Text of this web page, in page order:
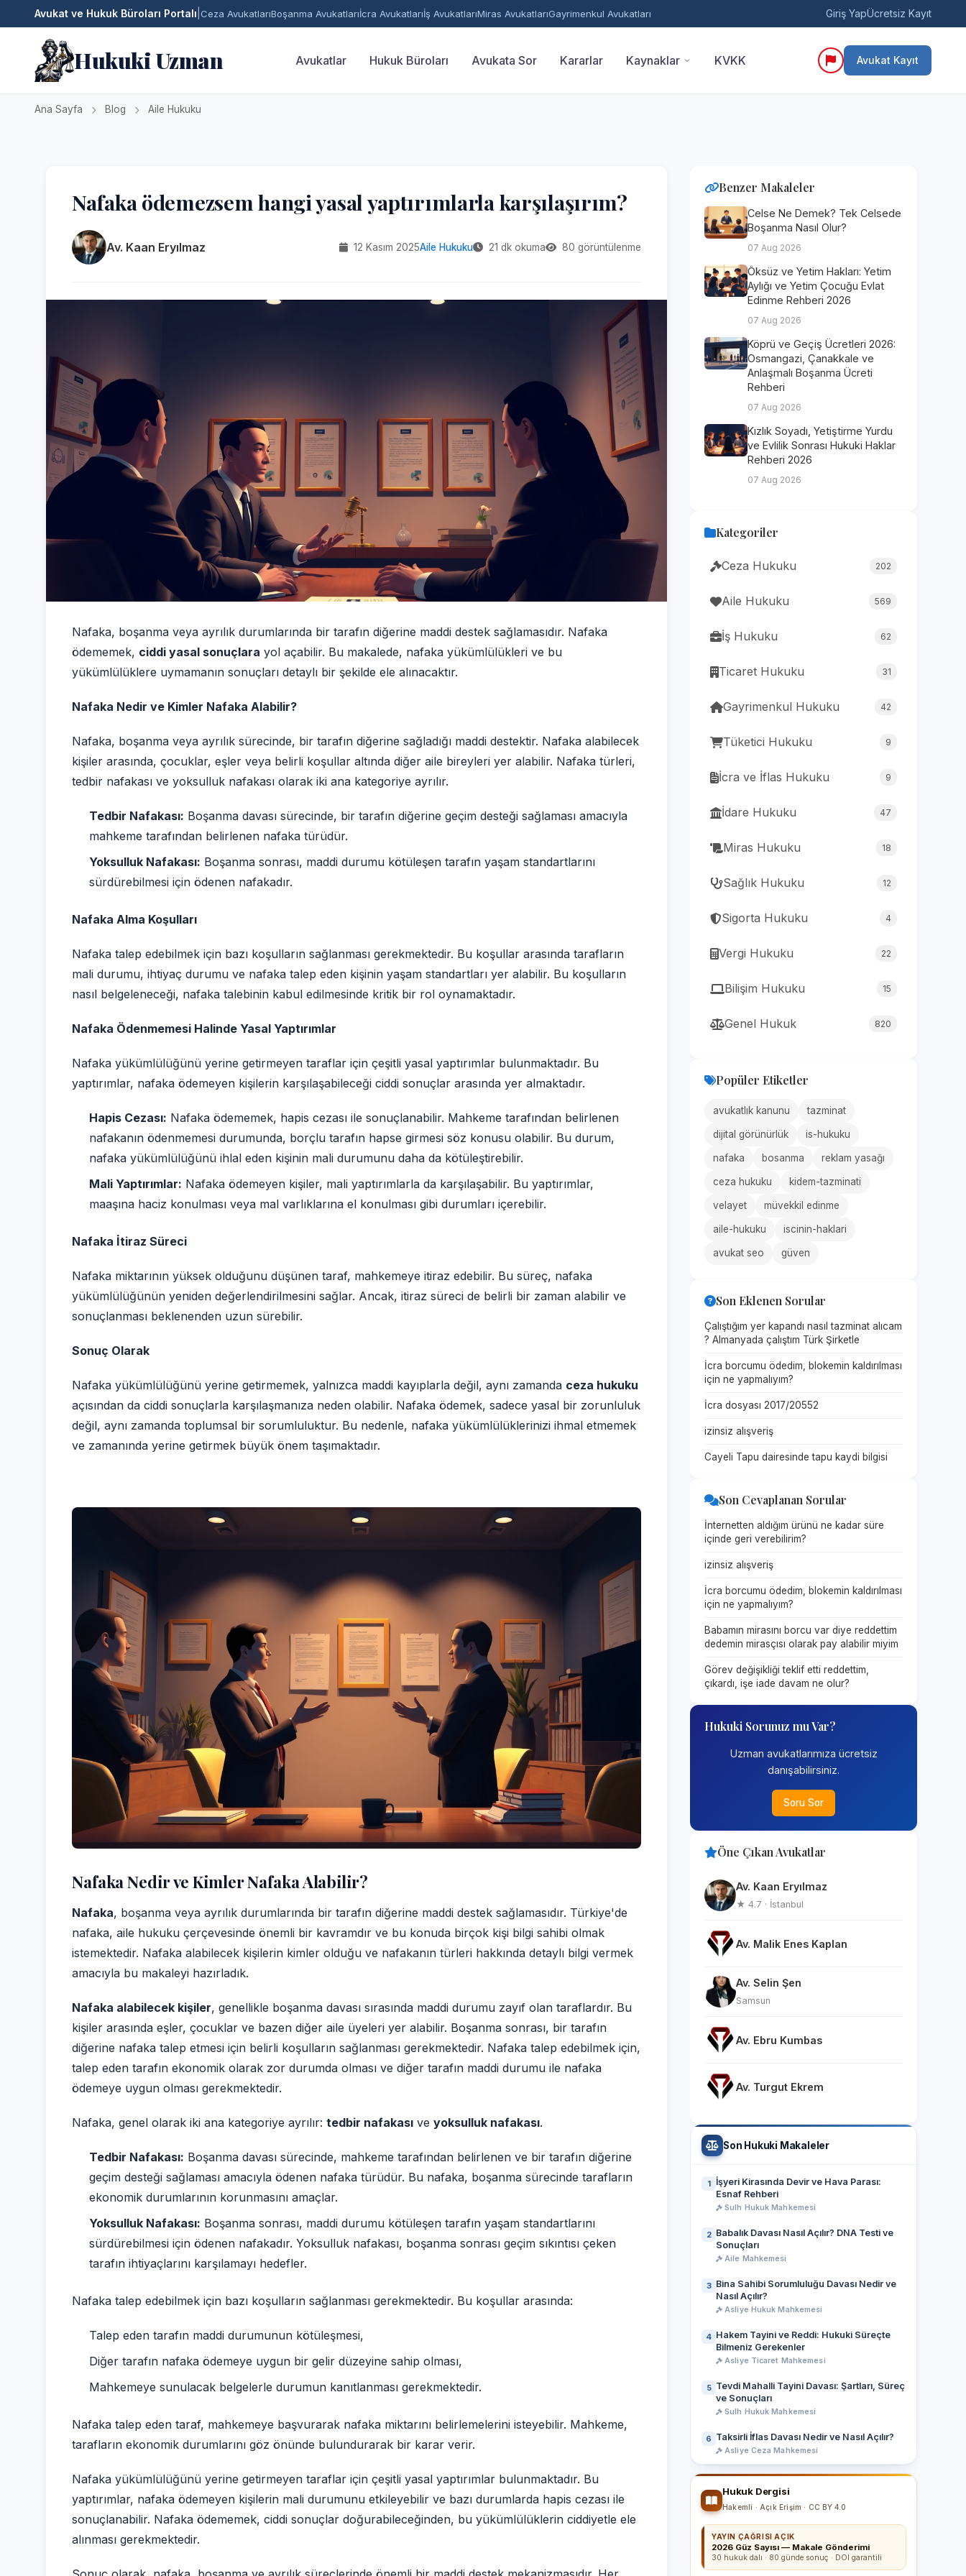
Avukat ve Hukuk Büroları Portalı Ceza AvukatlarıBoşanma Avukatlarıİcra Avukatlarıİş AvukatlarıMiras AvukatlarıGayrimenkul Avukatları Giriş YapÜcretsiz Kayıt
Hukuki Uzman Avukatlar Hukuk Büroları Avukata Sor Kararlar Kaynaklar KVKK Avukat Kayıt
Ana Sayfa Blog Aile Hukuku
Nafaka ödemezsem hangi yasal yaptırımlarla karşılaşırım?
Av. Kaan Eryılmaz 12 Kasım 2025Aile Hukuku 21 dk okuma 80 görüntülenme
Nafaka, boşanma veya ayrılık durumlarında bir tarafın diğerine maddi destek sağlamasıdır. Nafaka
ödememek, ciddi yasal sonuçlara yol açabilir. Bu makalede, nafaka yükümlülükleri ve bu
yükümlülüklere uymamanın sonuçları detaylı bir şekilde ele alınacaktır.
Nafaka Nedir ve Kimler Nafaka Alabilir?
Nafaka, boşanma veya ayrılık sürecinde, bir tarafın diğerine sağladığı maddi destektir. Nafaka alabilecek
kişiler arasında, çocuklar, eşler veya belirli koşullar altında diğer aile bireyleri yer alabilir. Nafaka türleri,
tedbir nafakası ve yoksulluk nafakası olarak iki ana kategoriye ayrılır.
Tedbir Nafakası: Boşanma davası sürecinde, bir tarafın diğerine geçim desteği sağlaması amacıyla
mahkeme tarafından belirlenen nafaka türüdür.
Yoksulluk Nafakası: Boşanma sonrası, maddi durumu kötüleşen tarafın yaşam standartlarını
sürdürebilmesi için ödenen nafakadır.
Nafaka Alma Koşulları
Nafaka talep edebilmek için bazı koşulların sağlanması gerekmektedir. Bu koşullar arasında tarafların
mali durumu, ihtiyaç durumu ve nafaka talep eden kişinin yaşam standartları yer alabilir. Bu koşulların
nasıl belgeleneceği, nafaka talebinin kabul edilmesinde kritik bir rol oynamaktadır.
Nafaka Ödenmemesi Halinde Yasal Yaptırımlar
Nafaka yükümlülüğünü yerine getirmeyen taraflar için çeşitli yasal yaptırımlar bulunmaktadır. Bu
yaptırımlar, nafaka ödemeyen kişilerin karşılaşabileceği ciddi sonuçlar arasında yer almaktadır.
Hapis Cezası: Nafaka ödememek, hapis cezası ile sonuçlanabilir. Mahkeme tarafından belirlenen
nafakanın ödenmemesi durumunda, borçlu tarafın hapse girmesi söz konusu olabilir. Bu durum,
nafaka yükümlülüğünü ihlal eden kişinin mali durumunu daha da kötüleştirebilir.
Mali Yaptırımlar: Nafaka ödemeyen kişiler, mali yaptırımlarla da karşılaşabilir. Bu yaptırımlar,
maaşına haciz konulması veya mal varlıklarına el konulması gibi durumları içerebilir.
Nafaka İtiraz Süreci
Nafaka miktarının yüksek olduğunu düşünen taraf, mahkemeye itiraz edebilir. Bu süreç, nafaka
yükümlülüğünün yeniden değerlendirilmesini sağlar. Ancak, itiraz süreci de belirli bir zaman alabilir ve
sonuçlanması beklenenden uzun sürebilir.
Sonuç Olarak
Nafaka yükümlülüğünü yerine getirmemek, yalnızca maddi kayıplarla değil, aynı zamanda ceza hukuku
açısından da ciddi sonuçlarla karşılaşmanıza neden olabilir. Nafaka ödemek, sadece yasal bir zorunluluk
değil, aynı zamanda toplumsal bir sorumluluktur. Bu nedenle, nafaka yükümlülüklerinizi ihmal etmemek
ve zamanında yerine getirmek büyük önem taşımaktadır.
Nafaka Nedir ve Kimler Nafaka Alabilir?
Nafaka, boşanma veya ayrılık durumlarında bir tarafın diğerine maddi destek sağlamasıdır. Türkiye'de
nafaka, aile hukuku çerçevesinde önemli bir kavramdır ve bu konuda birçok kişi bilgi sahibi olmak
istemektedir. Nafaka alabilecek kişilerin kimler olduğu ve nafakanın türleri hakkında detaylı bilgi vermek
amacıyla bu makaleyi hazırladık.
Nafaka alabilecek kişiler, genellikle boşanma davası sırasında maddi durumu zayıf olan taraflardır. Bu
kişiler arasında eşler, çocuklar ve bazen diğer aile üyeleri yer alabilir. Boşanma sonrası, bir tarafın
diğerine nafaka talep etmesi için belirli koşulların sağlanması gerekmektedir. Nafaka talep edebilmek için,
talep eden tarafın ekonomik olarak zor durumda olması ve diğer tarafın maddi durumu ile nafaka
ödemeye uygun olması gerekmektedir.
Nafaka, genel olarak iki ana kategoriye ayrılır: tedbir nafakası ve yoksulluk nafakası.
Tedbir Nafakası: Boşanma davası sürecinde, mahkeme tarafından belirlenen ve bir tarafın diğerine
geçim desteği sağlaması amacıyla ödenen nafaka türüdür. Bu nafaka, boşanma sürecinde tarafların
ekonomik durumlarının korunmasını amaçlar.
Yoksulluk Nafakası: Boşanma sonrası, maddi durumu kötüleşen tarafın yaşam standartlarını
sürdürebilmesi için ödenen nafakadır. Yoksulluk nafakası, boşanma sonrası geçim sıkıntısı çeken
tarafın ihtiyaçlarını karşılamayı hedefler.
Nafaka talep edebilmek için bazı koşulların sağlanması gerekmektedir. Bu koşullar arasında:
Talep eden tarafın maddi durumunun kötüleşmesi,
Diğer tarafın nafaka ödemeye uygun bir gelir düzeyine sahip olması,
Mahkemeye sunulacak belgelerle durumun kanıtlanması gerekmektedir.
Nafaka talep eden taraf, mahkemeye başvurarak nafaka miktarını belirlemelerini isteyebilir. Mahkeme,
tarafların ekonomik durumlarını göz önünde bulundurarak bir karar verir.
Nafaka yükümlülüğünü yerine getirmeyen taraflar için çeşitli yasal yaptırımlar bulunmaktadır. Bu
yaptırımlar, nafaka ödemeyen kişilerin mali durumunu etkileyebilir ve bazı durumlarda hapis cezası ile
sonuçlanabilir. Nafaka ödememek, ciddi sonuçlar doğurabileceğinden, bu yükümlülüklerin ciddiyetle ele
alınması gerekmektedir.
Benzer Makaleler
Celse Ne Demek? Tek Celsede
Boşanma Nasıl Olur?
07 Aug 2026
Öksüz ve Yetim Hakları: Yetim
Aylığı ve Yetim Çocuğu Evlat
Edinme Rehberi 2026
07 Aug 2026
Köprü ve Geçiş Ücretleri 2026:
Osmangazi, Çanakkale ve
Anlaşmalı Boşanma Ücreti
Rehberi
07 Aug 2026
Kızlık Soyadı, Yetiştirme Yurdu
ve Evlilik Sonrası Hukuki Haklar
Rehberi 2026
07 Aug 2026
Kategoriler
Ceza Hukuku 202
Aile Hukuku 569
İş Hukuku 62
Ticaret Hukuku 31
Gayrimenkul Hukuku 42
Tüketici Hukuku 9
İcra ve İflas Hukuku 9
İdare Hukuku 47
Miras Hukuku 18
Sağlık Hukuku 12
Sigorta Hukuku 4
Vergi Hukuku 22
Bilişim Hukuku 15
Genel Hukuk 820
Popüler Etiketler
avukatlık kanunu tazminat
dijital görünürlük is-hukuku
nafaka bosanma reklam yasağı
ceza hukuku kidem-tazminati
velayet müvekkil edinme
aile-hukuku iscinin-haklari
avukat seo güven
Son Eklenen Sorular
Çalıştığım yer kapandı nasıl tazminat alıcam
? Almanyada çalıştım Türk Şirketle
İcra borcumu ödedim, blokemin kaldırılması
için ne yapmalıyım?
İcra dosyası 2017/20552
izinsiz alışveriş
Cayeli Tapu dairesinde tapu kaydi bilgisi
Son Cevaplanan Sorular
İnternetten aldığım ürünü ne kadar süre
içinde geri verebilirim?
izinsiz alışveriş
İcra borcumu ödedim, blokemin kaldırılması
için ne yapmalıyım?
Babamın mirasını borcu var diye reddettim
dedemin mirasçısı olarak pay alabilir miyim
Görev değişikliği teklif etti reddettim,
çıkardı, işe iade davam ne olur?
Hukuki Sorunuz mu Var?
Uzman avukatlarımıza ücretsiz
danışabilirsiniz.
Soru Sor
Öne Çıkan Avukatlar
Av. Kaan Eryılmaz
★ 4.7 · İstanbul
Av. Malik Enes Kaplan
Av. Selin Şen
Samsun
Av. Ebru Kumbas
Av. Turgut Ekrem
Son Hukuki Makaleler
1
İşyeri Kirasında Devir ve Hava Parası:
Esnaf Rehberi
Sulh Hukuk Mahkemesi
2 Babalık Davası Nasıl Açılır? DNA Testi ve
Sonuçları
Aile Mahkemesi
3 Bina Sahibi Sorumluluğu Davası Nedir ve
Nasıl Açılır?
Asliye Hukuk Mahkemesi
4 Hakem Tayini ve Reddi: Hukuki Süreçte
Bilmeniz Gerekenler
Asliye Ticaret Mahkemesi
5 Tevdi Mahalli Tayini Davası: Şartları, Süreç
ve Sonuçları
Sulh Hukuk Mahkemesi
6 Taksirli İflas Davası Nedir ve Nasıl Açılır?
Asliye Ceza Mahkemesi
Tüm Makaleler
Hukuk Dergisi
Hakemli · Açık Erişim · CC BY 4.0
YAYIN ÇAĞRISI AÇIK
2026 Güz Sayısı — Makale Gönderimi
30 hukuk dalı · 80 günde sonuç · DOI garantili